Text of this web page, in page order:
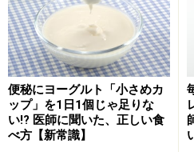
ドレッシングは食塩量が多く1
ています。食塩の生理的に推
日2～3g程度。日本人は醤油
文化なので、2～3gでは味が
あり、高血圧学会などでは
す。また日本人の食事摂取基
は8.0g未満を推奨しています
便秘にヨーグルト「小さめカ
ップ」を1日1個じゃ足りな
い!? 医師に聞いた、正しい食
べ方【新常識】